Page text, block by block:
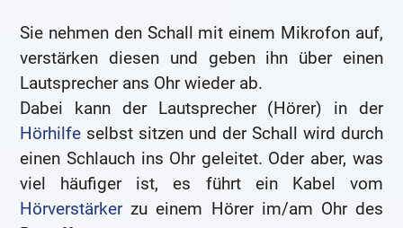
Sie nehmen den Schall mit einem Mikrofon auf,
verstärken diesen und geben ihn über einen
Lautsprecher ans Ohr wieder ab.
Dabei kann der Lautsprecher (Hörer) in der
Hörhilfe selbst sitzen und der Schall wird durch
einen Schlauch ins Ohr geleitet. Oder aber, was
viel häufiger ist, es führt ein Kabel vom
Hörverstärkerzu einem Hörer im/am Ohr des